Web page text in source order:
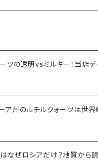
ツ（虹入り水晶）
ツの透明vsミルキー！当店
ア州のルチルクォーツは世
なぜロシアだけ？地質から